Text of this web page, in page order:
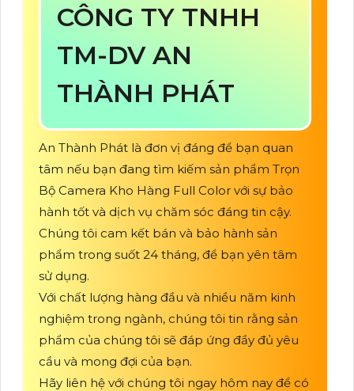
CÔNG TY TNHH
TM-DV AN
THÀNH PHÁT
An Thành Phát là đơn vị đáng để bạn quan
tâm nếu bạn đang tìm kiếm sản phẩm Trọn
Bộ Camera Kho Hàng Full Color với sự bảo
hành tốt và dịch vụ chăm sóc đáng tin cậy.
Chúng tôi cam kết bán và bảo hành sản
phẩm trong suốt 24 tháng, để bạn yên tâm
sử dụng.
Với chất lượng hàng đầu và nhiều năm kinh
nghiệm trong ngành, chúng tôi tin rằng sản
phẩm của chúng tôi sẽ đáp ứng đầy đủ yêu
cầu và mong đợi của bạn.
Hãy liên hệ với chúng tôi ngay hôm nay để có